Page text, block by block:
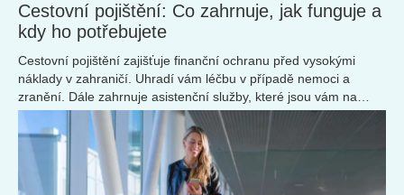
Cestovní pojištění: Co zahrnuje, jak funguje a
kdy ho potřebujete
Cestovní pojištění zajišťuje finanční ochranu před vysokými
náklady v zahraničí. Uhradí vám léčbu v případě nemoci a
zranění. Dále zahrnuje asistenční služby, které jsou vám na
cestách k dispozici 24/7.